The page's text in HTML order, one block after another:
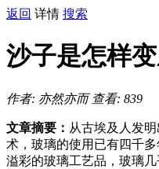
返回 详情 搜索
沙子是怎样
作者: 亦然亦而 查看: 839
文章摘要： 从古埃及人发
术，玻璃的使用已有四千
溢彩的玻璃工艺品，玻璃